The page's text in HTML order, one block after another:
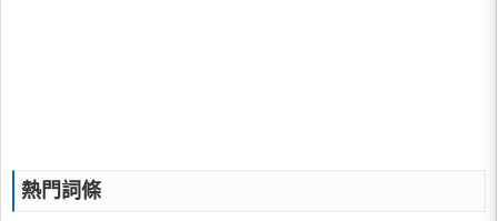
熱門詞條